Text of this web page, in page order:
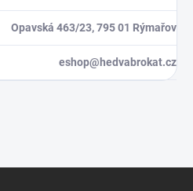
Opavská 463/23, 795 01 Rýmařov
eshop@hedvabrokat.cz